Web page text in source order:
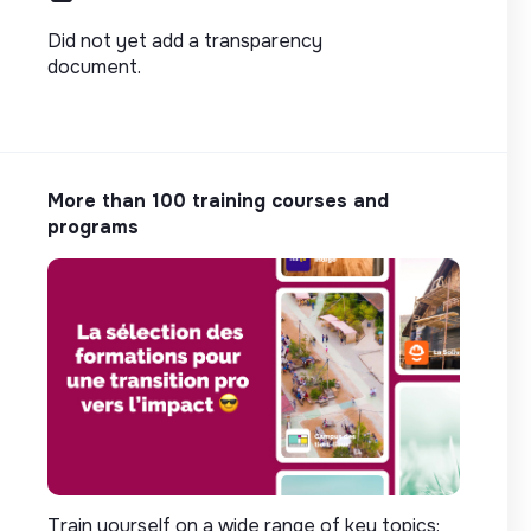
Did not yet add a transparency
document.
More than 100 training courses and
programs
Train yourself on a wide range of key topics: